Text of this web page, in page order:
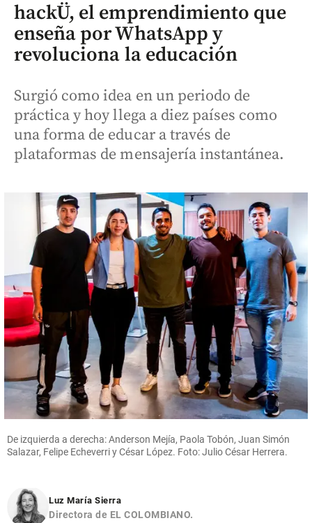
hackÜ, el emprendimiento que
enseña por WhatsApp y
revoluciona la educación
Surgió como idea en un periodo de
práctica y hoy llega a diez países como
una forma de educar a través de
plataformas de mensajería instantánea.
De izquierda a derecha: Anderson Mejía, Paola Tobón, Juan Simón
Salazar, Felipe Echeverri y César López. Foto: Julio César Herrera.
Luz María Sierra
Directora de EL COLOMBIANO.